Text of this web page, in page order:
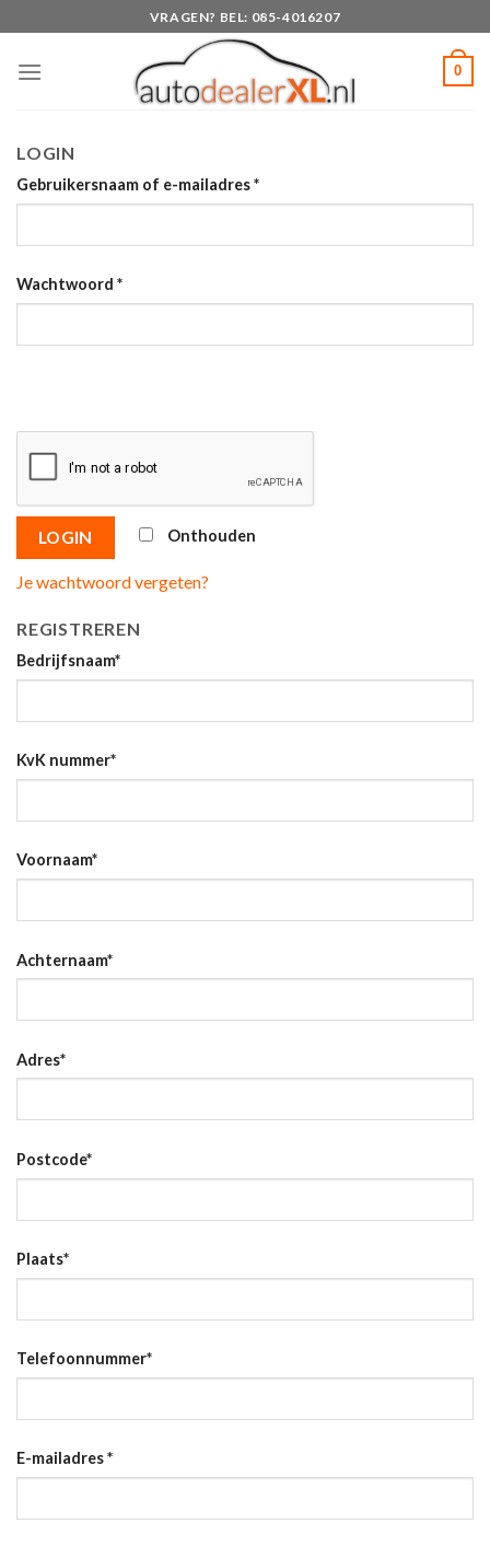
to
content
VRAGEN? BEL: 085-4016207
0
LOGIN
Gebruikersnaam of e-mailadres*
Wachtwoord *
LOGIN Onthouden
Je wachtwoord vergeten?
REGISTREREN
Bedrijfsnaam*
KvK nummer*
Voornaam*
Achternaam*
Adres*
Postcode*
Plaats*
Telefoonnummer*
E-mailadres*